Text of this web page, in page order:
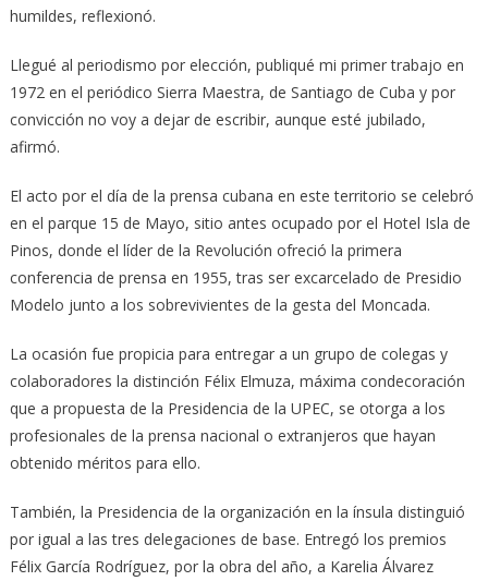
humildes, reflexionó.
Llegué al periodismo por elección, publiqué mi primer trabajo en
1972 en el periódico Sierra Maestra, de Santiago de Cuba y por
convicción no voy a dejar de escribir, aunque esté jubilado,
afirmó.
El acto por el día de la prensa cubana en este territorio se celebró
en el parque 15 de Mayo, sitio antes ocupado por el Hotel Isla de
Pinos, donde el líder de la Revolución ofreció la primera
conferencia de prensa en 1955, tras ser excarcelado de Presidio
Modelo junto a los sobrevivientes de la gesta del Moncada.
La ocasión fue propicia para entregar a un grupo de colegas y
colaboradores la distinción Félix Elmuza, máxima condecoración
que a propuesta de la Presidencia de la UPEC, se otorga a los
profesionales de la prensa nacional o extranjeros que hayan
obtenido méritos para ello.
También, la Presidencia de la organización en la ínsula distinguió
por igual a las tres delegaciones de base. Entregó los premios
Félix García Rodríguez, por la obra del año, a Karelia Álvarez